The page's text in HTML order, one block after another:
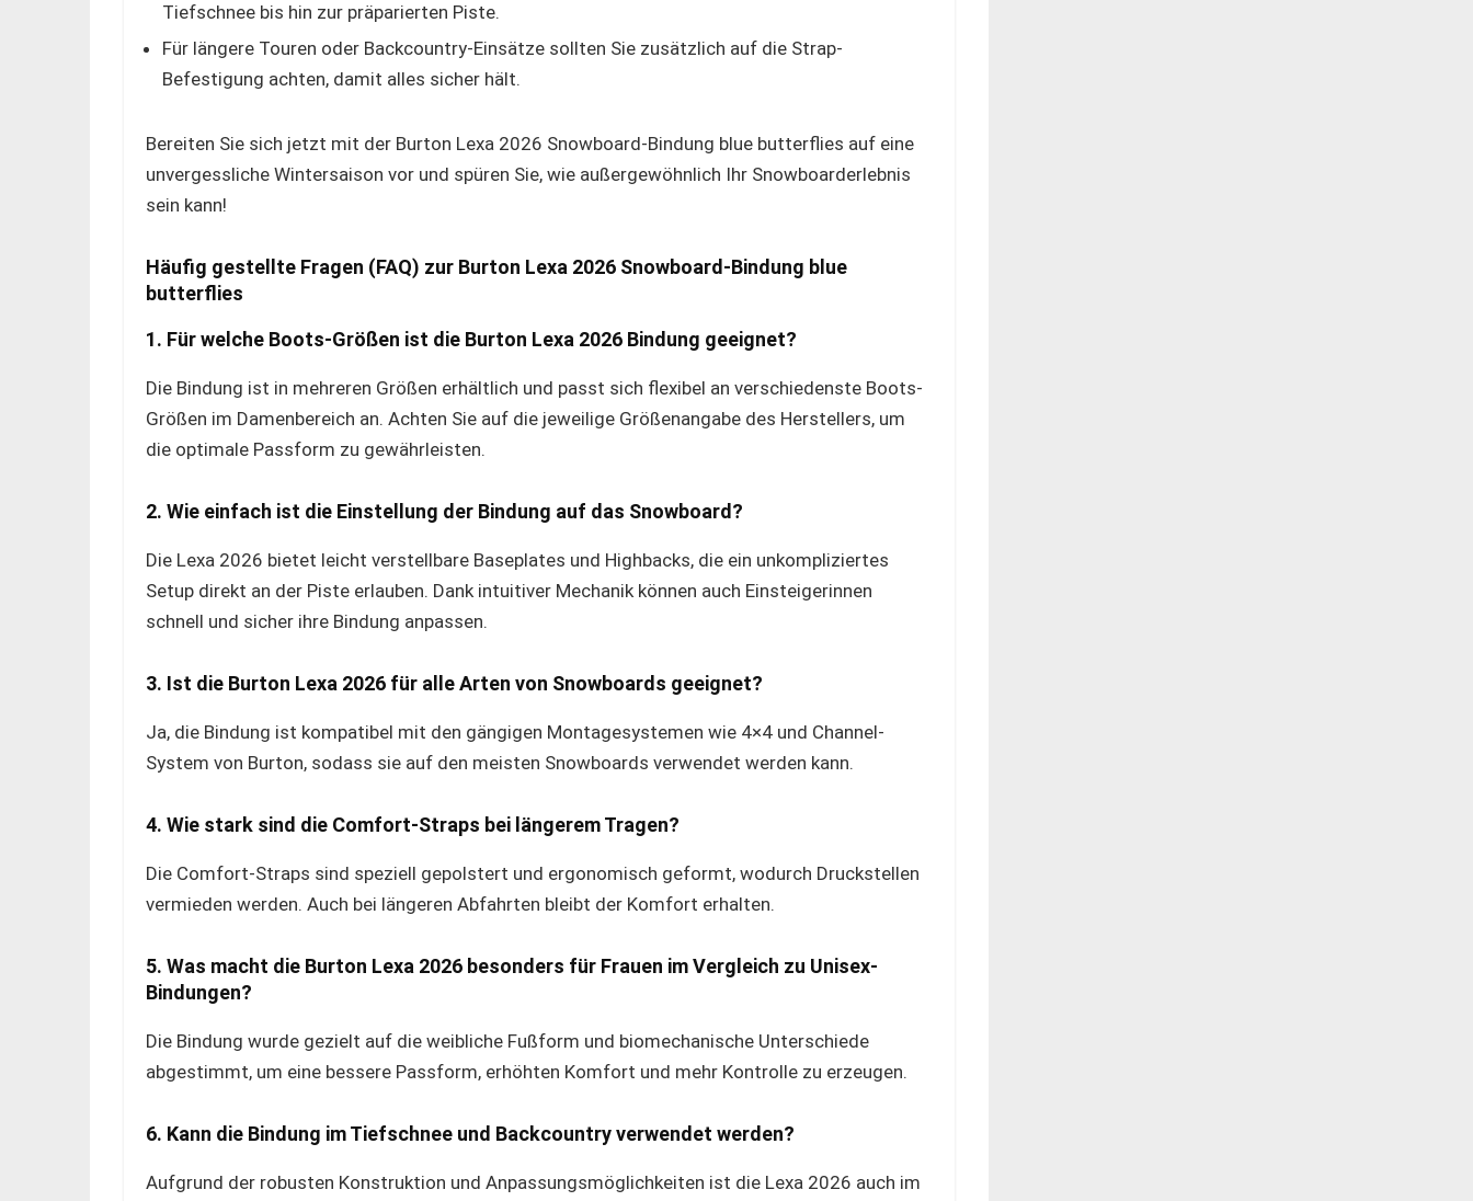
Tiefschnee bis hin zur präparierten Piste.
Für längere Touren oder Backcountry-Einsätze sollten Sie zusätzlich auf die Strap-
Befestigung achten, damit alles sicher hält.
Bereiten Sie sich jetzt mit der Burton Lexa 2026 Snowboard-Bindung blue butterflies auf eine
unvergessliche Wintersaison vor und spüren Sie, wie außergewöhnlich Ihr Snowboarderlebnis
sein kann!
Häufig gestellte Fragen (FAQ) zur Burton Lexa 2026 Snowboard-Bindung blue
butterflies
1. Für welche Boots-Größen ist die Burton Lexa 2026 Bindung geeignet?
Die Bindung ist in mehreren Größen erhältlich und passt sich flexibel an verschiedenste Boots-
Größen im Damenbereich an. Achten Sie auf die jeweilige Größenangabe des Herstellers, um
die optimale Passform zu gewährleisten.
2. Wie einfach ist die Einstellung der Bindung auf das Snowboard?
Die Lexa 2026 bietet leicht verstellbare Baseplates und Highbacks, die ein unkompliziertes
Setup direkt an der Piste erlauben. Dank intuitiver Mechanik können auch Einsteigerinnen
schnell und sicher ihre Bindung anpassen.
3. Ist die Burton Lexa 2026 für alle Arten von Snowboards geeignet?
Ja, die Bindung ist kompatibel mit den gängigen Montagesystemen wie 4×4 und Channel-
System von Burton, sodass sie auf den meisten Snowboards verwendet werden kann.
4. Wie stark sind die Comfort-Straps bei längerem Tragen?
Die Comfort-Straps sind speziell gepolstert und ergonomisch geformt, wodurch Druckstellen
vermieden werden. Auch bei längeren Abfahrten bleibt der Komfort erhalten.
5. Was macht die Burton Lexa 2026 besonders für Frauen im Vergleich zu Unisex-
Bindungen?
Die Bindung wurde gezielt auf die weibliche Fußform und biomechanische Unterschiede
abgestimmt, um eine bessere Passform, erhöhten Komfort und mehr Kontrolle zu erzeugen.
6. Kann die Bindung im Tiefschnee und Backcountry verwendet werden?
Aufgrund der robusten Konstruktion und Anpassungsmöglichkeiten ist die Lexa 2026 auch im